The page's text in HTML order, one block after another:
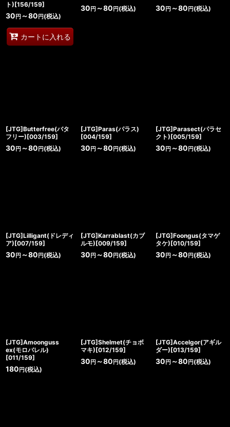
ト)[156/159]
30 円 ～80 円 (税込)
カートに入れる
30 円～80 円(税込) 30 円～80 円(税込)
[JTG]Butterfree(バタ
フリー)[003/159]
30 円 ～80 円 (税込)
[JTG]Paras(パラス)
[004/159]
30 円～80 円(税込)
[JTG]Parasect(パラセ
クト)[005/159]
30 円～80 円(税込)
[JTG]Lilligant(ドレディ
ア)[007/159]
30 円 ～80 円 (税込)
[JTG]Karrablast(カブ
ルモ)[009/159]
30 円～80 円(税込)
[JTG]Foongus(タマゲ
タケ)[010/159]
30 円～80 円(税込)
[JTG]Amoonguss
ex(モロバレル)
[011/159]
180 円 (税込)
[JTG]Shelmet(チョボ
マキ)[012/159]
30 円～80 円(税込)
[JTG]Accelgor(アギル
ダー)[013/159]
30 円～80 円(税込)